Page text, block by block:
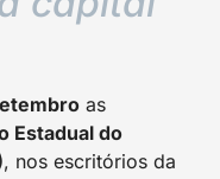
as
Estadual do
, nos escritórios da